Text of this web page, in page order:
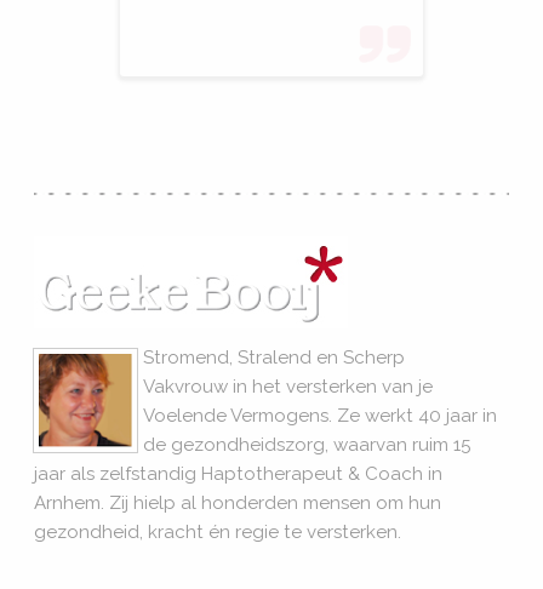
Stromend, Stralend en Scherp
Vakvrouw in het versterken van je
Voelende Vermogens. Ze werkt 40 jaar in
de gezondheidszorg, waarvan ruim 15
jaar als zelfstandig Haptotherapeut & Coach in
Arnhem. Zij hielp al honderden mensen om hun
gezondheid, kracht én regie te versterken.